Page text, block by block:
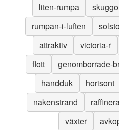
liten-rumpa
rumpan-i-luften
attraktiv
victoria-r
flott
genomborrade-
handduk
horisont
nakenstrand
växter